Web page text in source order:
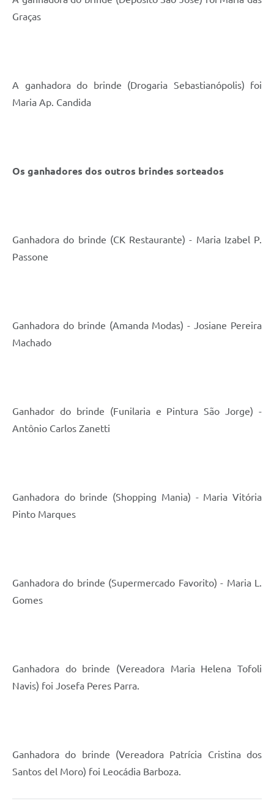
Graças
A ganhadora do brinde (Drogaria Sebastianópolis) foi
Maria Ap. Candida
Os ganhadores dos outros brindes sorteados
Ganhadora do brinde (CK Restaurante) - Maria Izabel P.
Passone
Ganhadora do brinde (Amanda Modas) - Josiane Pereira
Machado
Ganhador do brinde (Funilaria e Pintura São Jorge) -
Antônio Carlos Zanetti
Ganhadora do brinde (Shopping Mania) - Maria Vitória
Pinto Marques
Ganhadora do brinde (Supermercado Favorito) - Maria L.
Gomes
Ganhadora do brinde (Vereadora Maria Helena Tofoli
Navis) foi Josefa Peres Parra.
Ganhadora do brinde (Vereadora Patrícia Cristina dos
Santos del Moro) foi Leocádia Barboza.